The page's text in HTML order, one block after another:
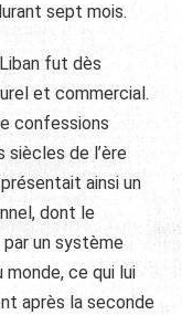
sept mois.
fut dès
et commercial.
confessions
de l’ère
ainsi un
dont le
un système
monde, ce qui lui
après la seconde